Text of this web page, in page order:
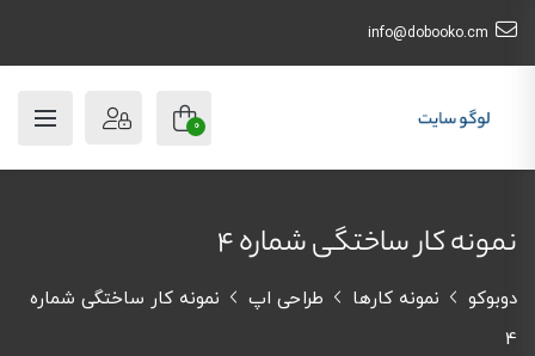
info@dobooko.cm
0
نمونه کار ساختگی شماره 4
دوبوکو نمونه کارها طراحی اپ
نمونه کار ساختگی شماره
4